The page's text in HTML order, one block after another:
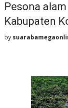
Pesona
Kabupaten
by